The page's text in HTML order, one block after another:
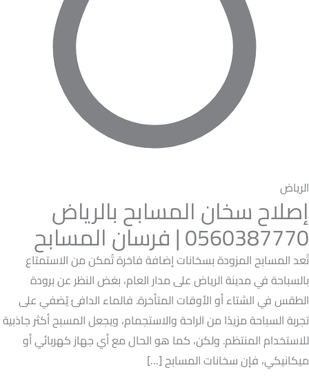
الرياض
إصلاح سخان المسابح بالرياض
0560387770 | فرسان المسابح
تُعد المسابح المزودة بسخانات إضافة فاخرة تُمكن من الاستمتاع
بالسباحة في مدينة الرياض على مدار العام، بغض النظر عن برودة
الطقس في الشتاء أو الأوقات المتأخرة. فالماء الدافئ يُضفي على
تجربة السباحة مزيدًا من الراحة والاستجمام، ويجعل المسبح أكثر جاذبية
للاستخدام المنتظم. ولكن، كما هو الحال مع أي جهاز كهربائي أو
ميكانيكي، فإن سخانات المسابح […]